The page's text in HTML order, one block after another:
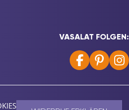
VASALAT FOLGEN: